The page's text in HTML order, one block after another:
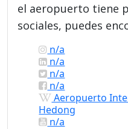
el aeropuerto tiene
sociales, puedes
n/a
n/a
n/a
n/a
Aeropuerto
Hedong
n/a